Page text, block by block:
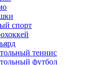
спорт
теннис
футбол